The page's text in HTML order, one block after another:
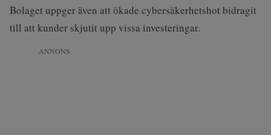
Bolaget uppger även att ökade cybersäkerhetshot bidragit
till att kunder skjutit upp vissa investeringar.
ANNONS